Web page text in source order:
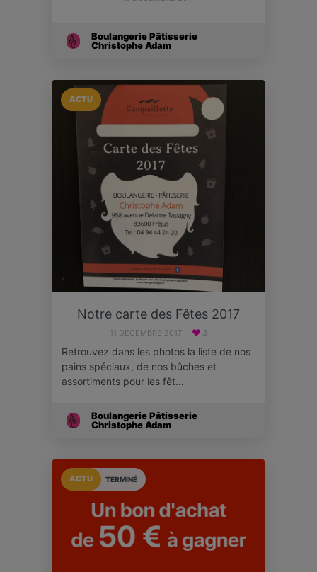
Boulangerie Pâtisserie
Christophe Adam
ACTU
Notre carte des Fêtes 2017
11 DÉCEMBRE 2017 3
Retrouvez dans les photos la liste de nos
pains spéciaux, de nos bûches et
assortiments pour les fêt…
Boulangerie Pâtisserie
Christophe Adam
TERMINÉ
ACTU